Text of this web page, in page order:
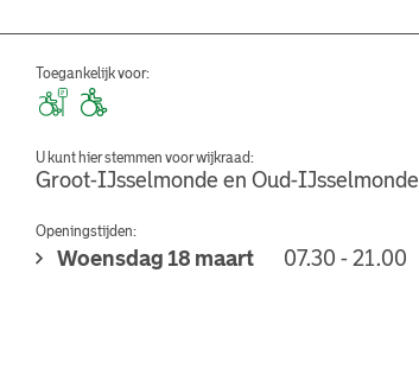
Toegankelijk voor:
U kunt hier stemmen voor wijkraad:
Groot-IJsselmonde en Oud-IJsselmonde
Openingstijden:
Woensdag 18 maart 07.30 - 21.00
Aalsdijk